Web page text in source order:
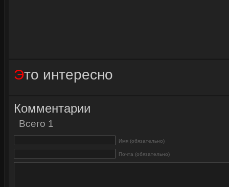
Это интересно
Комментарии
Всего 1
Имя (обязательно)
Почта (обязательно)